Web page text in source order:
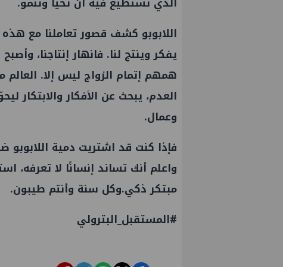
اللابوبو كشف قصور تعاملنا مع هذه
يفكر وينتج لنا. فانهار إنتاجنا،
همهم إتمام الزواج ليس إلا. العالم
العدم، يبحث عن الأفكار والابتكار
وعمال.
فإذا كنت قد اشتريت دمية
واعلم أنك تساند إنسانًا لا تعرفه،
مبتكر ذكي.وكل سنة وأنتم طيبون.
#المستقبل_البترولي
PMS تنهي أعمال إنزال الخطوط البحرية
الثلاث بمشروع المرحلة الرابعة لتنمية حقل